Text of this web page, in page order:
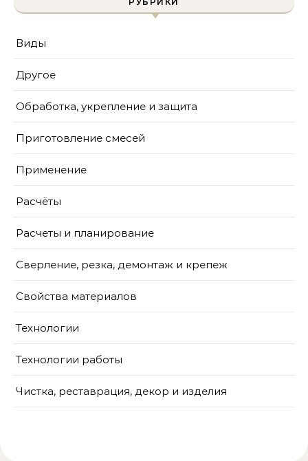
Виды
Другое
Обработка, укрепление и защита
Приготовление смесей
Применение
Расчёты
Расчеты и планирование
Сверление, резка, демонтаж и крепеж
Свойства материалов
Технологии
Технологии работы
Чистка, реставрация, декор и изделия